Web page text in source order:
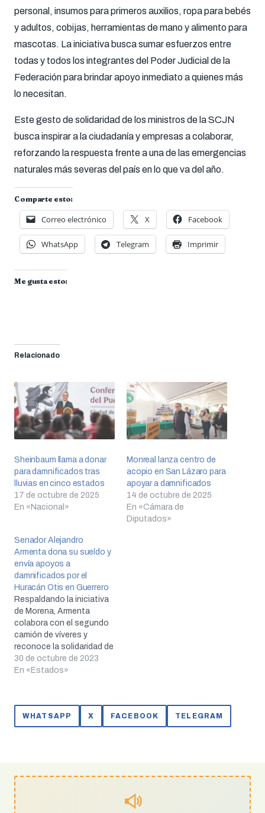
personal, insumos para primeros auxilios, ropa para bebés
y adultos, cobijas, herramientas de mano y alimento para
mascotas. La iniciativa busca sumar esfuerzos entre
todas y todos los integrantes del Poder Judicial de la
Federación para brindar apoyo inmediato a quienes más
lo necesitan.
Este gesto de solidaridad de los ministros de la SCJN
busca inspirar a la ciudadanía y empresas a colaborar,
reforzando la respuesta frente a una de las emergencias
naturales más severas del país en lo que va del año.
Comparte esto:
Correo electrónico X Facebook
WhatsApp Telegram Imprimir
Me gusta esto:
Relacionado
Sheinbaum llama a donar
para damnificados tras
lluvias en cinco estados
17 de octubre de 2025
En «Nacional»
Monreal lanza centro de
acopio en San Lázaro para
apoyar a damnificados
14 de octubre de 2025
En «Cámara de
Diputados»
Senador Alejandro
Armenta dona su sueldo y
envía apoyos a
damnificados por el
Huracán Otis en Guerrero
Respaldando la iniciativa
de Morena, Armenta
colabora con el segundo
camión de víveres y
reconoce la solidaridad de
los poblanos en esta
causa.
30 de octubre de 2023
En «Estados»
WHATSAPP X FACEBOOK TELEGRAM